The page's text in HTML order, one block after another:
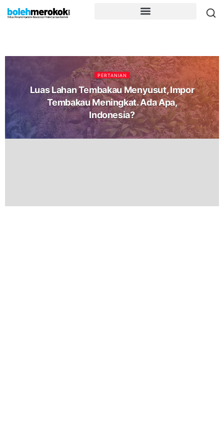
PERTANIAN
Luas Lahan Tembakau Menyusut, Impor
Tembakau Meningkat. Ada Apa,
Indonesia?